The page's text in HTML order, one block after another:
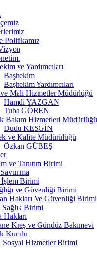
Politikamız
ve Yardımcıları
Başhekim
Başhekim Yardımcıları
Mali Hizmetler Müdürlüğü
Hamdi YAZGAN
Tuba GÖREN
Bakım Hizmetleri Müdürlüğü
Dudu KESGİN
ve Kalite Müdürülüğü
Özkan GÜBEŞ
ve Tanıtım Birimi
Birimi
ve Güvenliği Birimi
Hakları Ve Güvenliği Birimi
Sağlık Birimi
Hakları
Kreş ve Gündüz Bakımevi
Kurulu
Sosyal Hizmetler Birimi